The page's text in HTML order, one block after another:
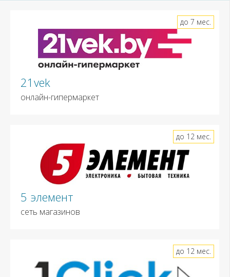
21vek
онлайн-гипермаркет
до 7 мес.
5 элемент
сеть магазинов
до 12 мес.
до 12 мес.